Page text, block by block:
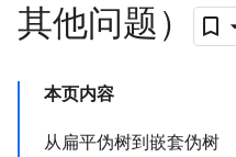
其他问题）
本页内容
从扁平伪树到嵌套伪树